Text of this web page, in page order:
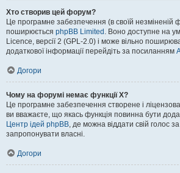
Хто створив цей форум?
Це програмне забезпечення (в своїй незміненій
поширюється phpBB Limited . Воно доступне на
Licence, версії 2 (GPL-2.0) і може вільно
додаткової інформації перейдіть за посиланням
Догори
Чому на форумі немає функції X?
Це програмне забезпечення створене і
ви вважаєте, що якась функція повинна бути
Центр ідей phpBB, де можна віддати свій голос
запропонувати власні.
Догори